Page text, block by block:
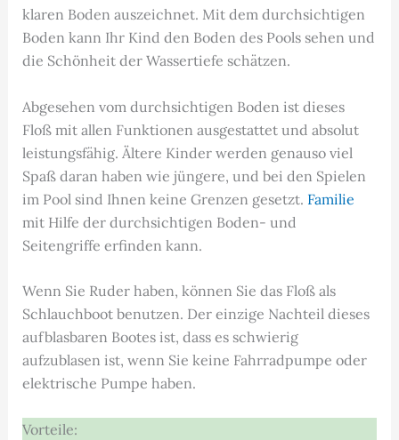
klaren Boden auszeichnet. Mit dem durchsichtigen
Boden kann Ihr Kind den Boden des Pools sehen und
die Schönheit der Wassertiefe schätzen.
Abgesehen vom durchsichtigen Boden ist dieses
Floß mit allen Funktionen ausgestattet und absolut
leistungsfähig. Ältere Kinder werden genauso viel
Spaß daran haben wie jüngere, und bei den Spielen
im Pool sind Ihnen keine Grenzen gesetzt. Familie
mit Hilfe der durchsichtigen Boden- und
Seitengriffe erfinden kann.
Wenn Sie Ruder haben, können Sie das Floß als
Schlauchboot benutzen. Der einzige Nachteil dieses
aufblasbaren Bootes ist, dass es schwierig
aufzublasen ist, wenn Sie keine Fahrradpumpe oder
elektrische Pumpe haben.
Vorteile: